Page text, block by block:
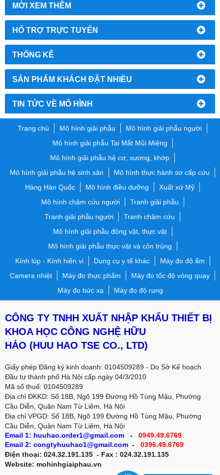
MỜI XEM THÊM
HỔ TRỢ TRỰC TUYẾN
THỐNG KÊ
SẢN PHẨM KHÁCH ĐẶT NHIỀU
TIN TỨC VỀ MÔ HÌNH
Trang chủ Mô hình giải phẫu
Mô hình giải phẫu người
Mô hình giải phẫu Tai Mắt Mũi Miệng
Mô hình giải phẫu hệ cơ, xương, khớp
Mô hình giải phẫu hệ sinh sản
Mô hình thực hành sơ cấp cứu
Hàng Hàn Quốc
Mô hình điều dưỡng
Xuất xứ Mỹ
Mô hình châm cứu người
Tranh giải phẫu
Tranh giải phẫu người
Tranh châm cứu
Mô hình giải phẫu động vật, thực vật
Mô hình giải phẫu thực vật và côn trùng
Kính lúp - Kính hiển vi
Dụng cụ y tế khác
Máy đo độ ẩm
Camera nhiệt
Máy đo thực phẩm
Máy đo tốc độ vòng quay
Máy đo bức xạ
Máy đo độ rung
CÔNG TY TNHH XUẤT NHẬP KHẨU THIẾT BỊ
KHOA HỌC CÔNG NGHỆ HỮU
HẢO (HUU HAO TSE CO., LTD)
Giấy phép Đăng ký kinh doanh: 0104509289 - Do Sở Kế hoạch
Đầu tư thành phố Hà Nội cấp ngày 04/3/2010
Mã số thuế: 0104509289
Địa chỉ ĐKKD: Số 18B, Ngõ 199 Đường Hồ Tùng Mậu, Phường
Cầu Diễn, Quận Nam Từ Liêm, Hà Nội
Địa chỉ VPGD: Số 18B, Ngõ 199 Đường Hồ Tùng Mậu, Phường
Cầu Diễn, Quận Nam Từ Liêm, Hà Nội
Email 1: huuhao.order1@gmail.com
-
0949.49.6769
Email 2: congtyhuuhao1@gmail.com -
0396.49.6769
Điện thoại: 024.32.191.135 - Fax : 024.32.191.135
Website: mohinhgiaiphau.vn